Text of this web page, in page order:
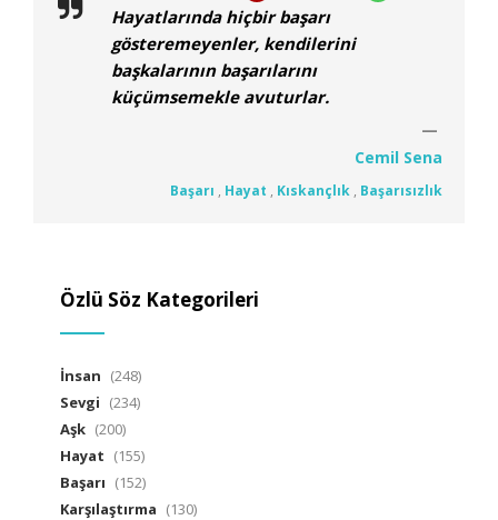
Hayatlarında hiçbir başarı
gösteremeyenler, kendilerini
başkalarının başarılarını
küçümsemekle avuturlar.
Cemil Sena
Başarı , Hayat , Kıskançlık , Başarısızlık
Özlü Söz Kategorileri
İnsan (248)
Sevgi (234)
Aşk (200)
Hayat (155)
Başarı (152)
Karşılaştırma (130)